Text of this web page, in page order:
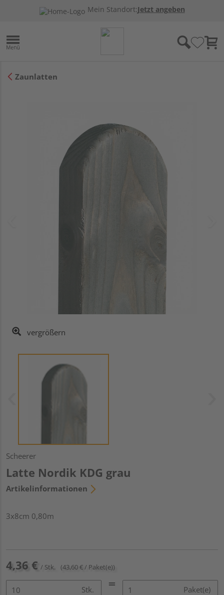
Mein Standort:Jetzt angeben
Zaunlatten
vergrößern
Scheerer
Latte Nordik KDG grau
Artikelinformationen
3x8cm 0,80m
4,36 € / Stk. (43,60 € / Paket(e))
Stk. Paket(e)